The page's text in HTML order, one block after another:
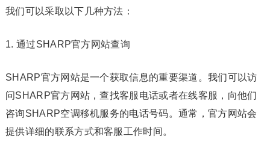
我们可以采取以下几种方法：
1. 通过SHARP官方网站查询
SHARP官方网站是一个获取信息的重要渠道。我们可以访
问SHARP官方网站，查找客服电话或者在线客服，向他们
咨询SHARP空调移机服务的电话号码。通常，官方网站会
提供详细的联系方式和客服工作时间。